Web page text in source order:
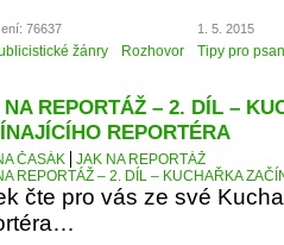
76637 1. 5. 2015
žánry Rozhovor Tipy pro
REPORTÁŽ – 2. DÍL –
REPORTÉRA
ČASÁK
JAK NA REPORTÁŽ
REPORTÁŽ – 2. DÍL – KUCHAŘKA
čte pro vás ze své